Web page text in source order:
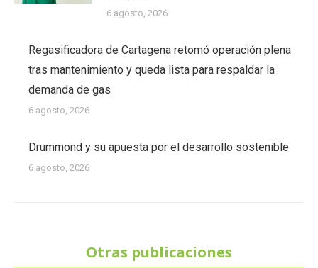
6 agosto, 2026
Regasificadora de Cartagena retomó operación plena
tras mantenimiento y queda lista para respaldar la
demanda de gas
6 agosto, 2026
Drummond y su apuesta por el desarrollo sostenible
6 agosto, 2026
Otras publicaciones